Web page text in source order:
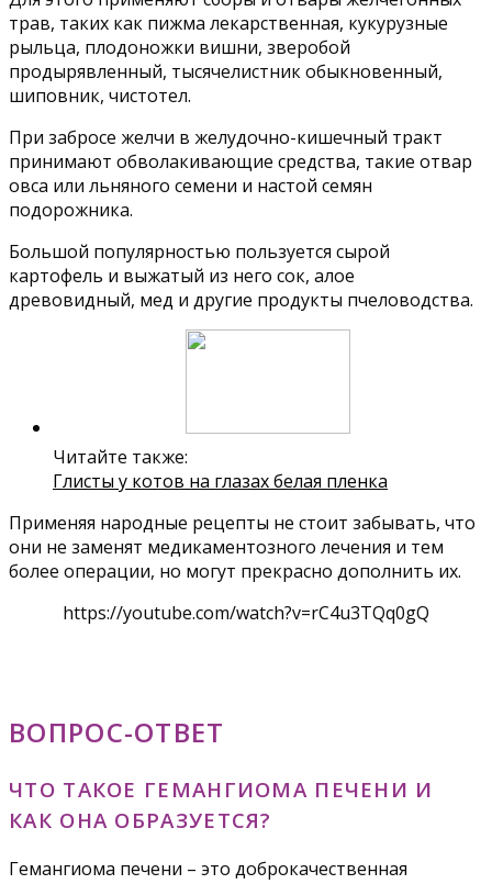
трав, таких как пижма лекарственная, кукурузные
рыльца, плодоножки вишни, зверобой
продырявленный, тысячелистник обыкновенный,
шиповник, чистотел.
При забросе желчи в желудочно-кишечный тракт
принимают обволакивающие средства, такие отвар
овса или льняного семени и настой семян
подорожника.
Большой популярностью пользуется сырой
картофель и выжатый из него сок, алое
древовидный, мед и другие продукты пчеловодства.
Читайте также:
Глисты у котов на глазах белая пленка
Применяя народные рецепты не стоит забывать, что
они не заменят медикаментозного лечения и тем
более операции, но могут прекрасно дополнить их.
https://youtube.com/watch?v=rC4u3TQq0gQ
ВОПРОС-ОТВЕТ
ЧТО ТАКОЕ ГЕМАНГИОМА ПЕЧЕНИ И
КАК ОНА ОБРАЗУЕТСЯ?
Гемангиома печени – это доброкачественная